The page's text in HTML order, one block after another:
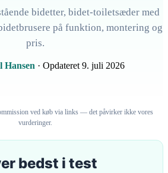
bidetter, bidet-toiletsæder med
på funktion, montering og
pris.
Hansen · Opdateret 9. juli 2026
ved køb via links — det påvirker ikke vores
vurderinger.
bedst i test